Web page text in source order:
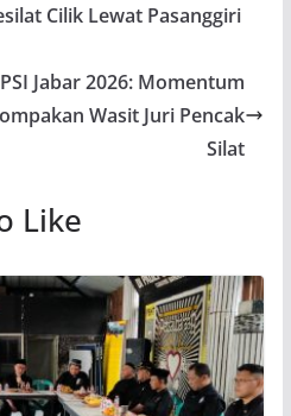
Cilik Lewat Pasanggiri
Jabar 2026: Momentum
Wasit Juri Pencak
Silat
Like